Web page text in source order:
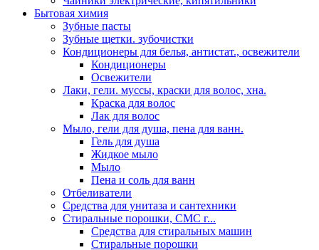
Бытовая химия
Зубные пасты
Зубные щетки. зубочистки
Кондиционеры для белья, антистат., освежители
Кондиционеры
Освежители
Лаки, гели. муссы, краски для волос, хна.
Краска для волос
Лак для волос
Мыло, гели для душа, пена для ванн.
Гель для душа
Жидкое мыло
Мыло
Пена и соль для ванн
Отбеливатели
Средства для унитаза и сантехники
Стиральные порошки, СМС г...
Средства для стиральных машин
Стиральные порошки